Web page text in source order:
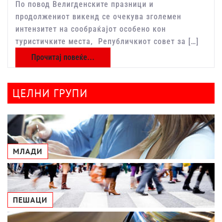
По повод Велигденските празници и
продолжениот викенд се очекува зголемен
интензитет на сообраќајот особено кон
туристичките места, Републичкиот совет за […]
Прочитај повеќе...
ЦЕЛНИ ГРУПИ
МЛАДИ
ПЕШАЦИ